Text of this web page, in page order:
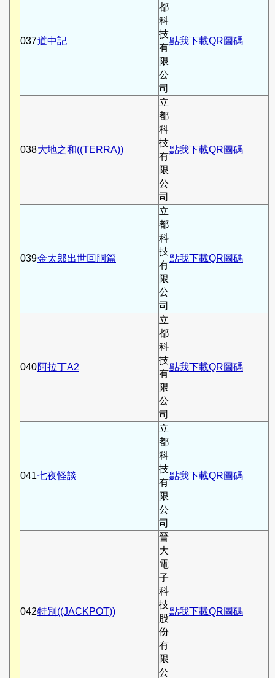
037道中記
都
科
技
有
限
公
司
點我下載QR圖碼
038大地之和((TERRA))
立
都
科
技
有
限
公
司
點我下載QR圖碼
039金太郎出世回胴篇
立
都
科
技
有
限
公
司
點我下載QR圖碼
040阿拉丁A2
立
都
科
技
有
限
公
司
點我下載QR圖碼
041七夜怪談
立
都
科
技
有
限
公
司
點我下載QR圖碼
042特別((JACKPOT))
晉
大
電
子
科
技
股
份
有
限
公
點我下載QR圖碼